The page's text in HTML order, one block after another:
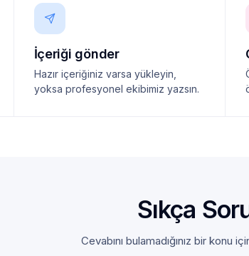
İçeriği gönder
Hazır içeriğiniz varsa yükleyin,
yoksa profesyonel ekibimiz yazsın.
Sıkça
Cevabını bulamadığınız bir konu